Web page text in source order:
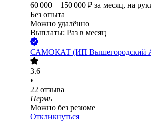
60 000 – 150 000 ₽ за месяц, на
Без опыта
Можно удалённо
Выплаты: Раз в месяц
САМОКАТ (ИП Вышегородский
3.6
•
22 отзыва
Пермь
Можно без резюме
Откликнуться